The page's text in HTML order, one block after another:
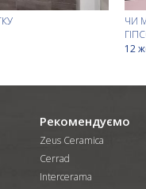
ЧИ
12
Рекомендуємо
Zeus Ceramica
Cerrad
Intercerama